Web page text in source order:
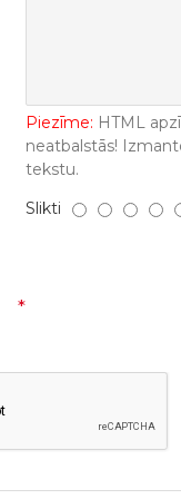
Piezīme: HTML
neatbalstās!
tekstu.
Slikti